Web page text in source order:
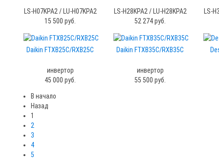
LS-H07KPA2 / LU-H07KPA2
15 500 руб.
LS-H28KPA2 / LU-H28KPA2
52 274 руб.
LS-
Daikin FTXB25C/RXB25C
инвертор
45 000 руб.
Daikin FTXB35C/RXB35C
инвертор
55 500 руб.
В начало
Назад
1
2
3
4
5